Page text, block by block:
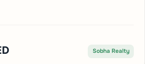
Sobha Realty